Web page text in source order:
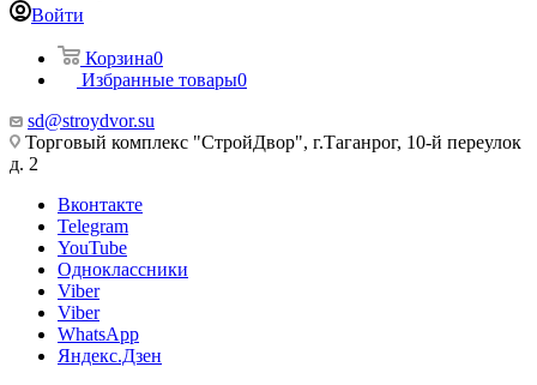
Войти
Корзина0
Избранные товары0
sd@stroydvor.su
Торговый комплекс "СтройДвор", г.Таганрог, 10-й переулок
д. 2
Вконтакте
Telegram
YouTube
Одноклассники
Viber
Viber
WhatsApp
Яндекс.Дзен